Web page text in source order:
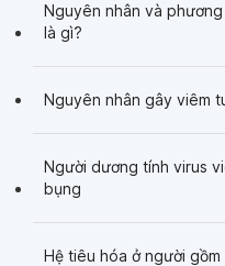
Nguyên nhân và
là gì?
Nguyên nhân gây viêm
Người dương tính virus
bụng
Hệ tiêu hóa ở người